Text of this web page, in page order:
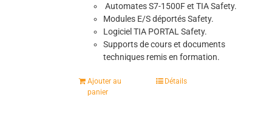
Automates S7-1500F et TIA Safety.
Modules E/S déportés Safety.
Logiciel TIA PORTAL Safety.
Supports de cours et documents
techniques remis en formation.
Ajouter au
panier
Détails